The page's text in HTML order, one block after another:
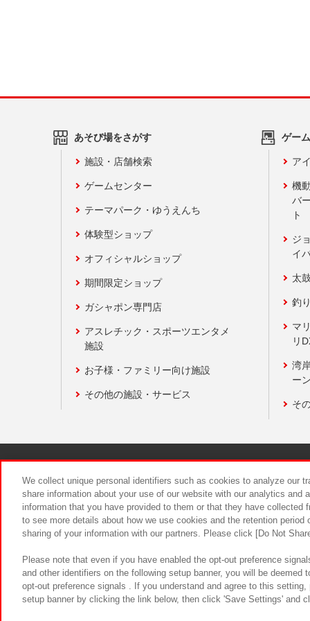
あそび場をさがす
施設・店舗検索
ゲームセンター
テーマパーク・ゆうえんち
体験型ショップ
オフィシャルショップ
期間限定ショップ
ガシャポン専門店
アスレチック・スポーツエンタメ
施設
お子様・ファミリー向け施設
その他の施設・サービス
ゲー
ア
機
バ
ト
ジ
イ
太
釣
マ
リ
湾
ー
そ
食品のご
We collect unique personal identifiers such as cookies to analyze our
share information about your use of our website with our analytics and
information that you have provided to them or that they have
to see more details about how we use cookies and the retention
sharing of your information with our partners. Please click [Do Not
Please note that even if you have enabled the opt-out preference
and other identifiers on the following setup banner, you will be
opt-out preference signals . If you understand and agree to this
setup banner by clicking the link below, then click 'Save Settings' and